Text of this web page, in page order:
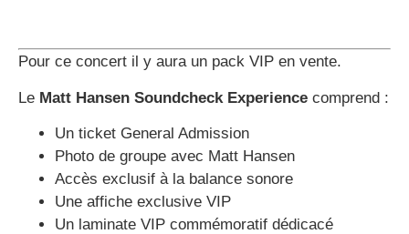
Pour ce concert il y aura un pack VIP en vente.
Le Matt Hansen Soundcheck Experience comprend :
Un ticket General Admission
Photo de groupe avec Matt Hansen
Accès exclusif à la balance sonore
Une affiche exclusive VIP
Un laminate VIP commémoratif dédicacé